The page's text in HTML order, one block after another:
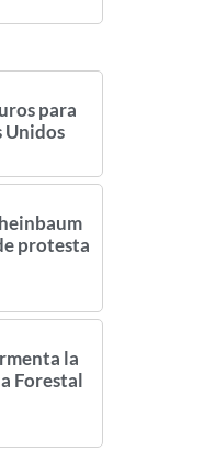
para
Unidos
protesta
la
Forestal